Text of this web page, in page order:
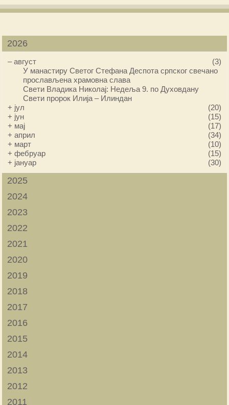
2026
–август
(3)
У манастиру Светог Стефана Деспота српског свечано
прослављена храмовна слава
Свети Владика Николај: Недеља 9. по Духовдану
Свети пророк Илија – Илиндан
+ јул
(20)
+ јун
(15)
+ мај
(17)
+април
(34)
+ март
(10)
+фебруар
(15)
+ јануар (30)
2025
2024
2023
2022
2021
2020
2019
2018
2017
2016
2015
2014
2013
2012
2011